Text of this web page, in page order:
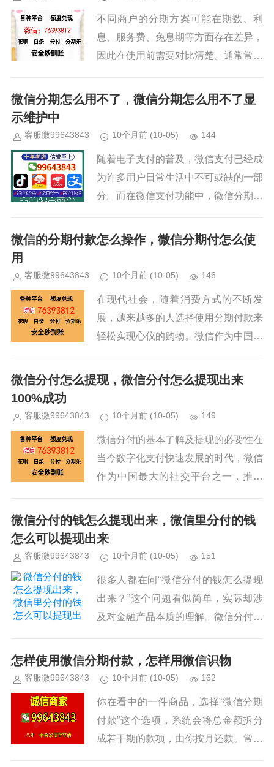
不同商户的分期方案可能在期数、利
息、服务费、免息期等方面存在差异，
因此在使用前需要对比清楚。通常常见
至更长的时间；不同期限的月供金额、
微信分期怎么用不了，微信分期怎么用不了显
示维护中
客服微99643843 10个月前 (10-05) 144
随着电子支付的普及，微信支付已经成
为许多用户日常生活中不可或缺的一部
分。而在微信支付功能中，微信分期作
的喜爱。它可以帮助我们在购买大额商
微信的分期付款怎么操作，微信分期付怎么使
用
客服微99643843 10个月前 (10-05) 146
在现代社会，随着消费方式的不断发
展，越来越多的人选择使用分期付款来
轻松实现心仪的购物。微信作为中国最
时通讯功能，还为用户提供了丰富的支
微信分付怎么提现，微信分付怎么提现出来
100%成功
客服微99643843 10个月前 (10-05) 149
微信分付的基本了解及提现的必要性在
当今数字化支付快速发展的时代，微信
作为中国最大的社交平台之一，推出
日常生活中不可或缺的一部分。微信分
付是一种类似于“信用卡分期”的...
微信分付的钱怎么提现出来，微信里分付的钱
怎么可以提现出来
客服微99643843 10个月前 (10-05) 151
很多人都在问“微信分付的钱怎么提现
出来？”这个问题看似简单，实际却涉
及对金融产品本质的理解。微信分付，
提供的一种消费信贷工具。它让你在符
合条件的商户消费时，可以选择分...
怎样使用微信分期付款，怎样用微信识物
客服微99643843 10个月前 (10-05) 162
你在看中的一件商品，选择“微信分期
付款”这个选项，系统会将总金额拆分
成若干期的款项，由你按月还款。常见